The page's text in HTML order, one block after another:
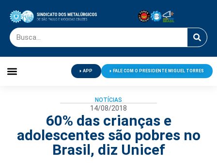
APP FALE COM O PRESIDENTE MIGUEL TORRES
NOTÍCIAS
14/08/2018
60% das crianças e
adolescentes são pobres no
Brasil, diz Unicef